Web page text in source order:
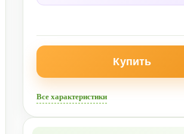
Купить
Все характеристики